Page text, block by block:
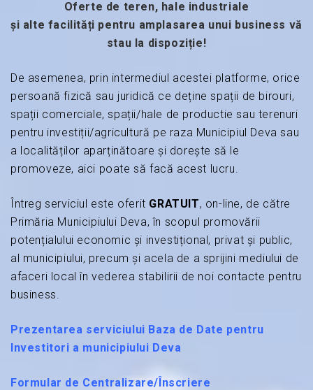
Oferte de teren, hale industriale
și alte facilități pentru amplasarea unui business vă
stau la dispoziție!
De asemenea, prin intermediul acestei platforme, orice
persoană fizică sau juridică ce deține spații de birouri,
spații comerciale, spații/hale de productie sau terenuri
pentru investiții/agricultură pe raza Municipiul Deva sau
a localităților aparținătoare și dorește să le
promoveze, aici poate să facă acest lucru.
Întreg serviciul este oferit GRATUIT, on-line, de către
Primăria Municipiului Deva, în scopul promovării
potențialului economic și investițional, privat și public,
al municipiului, precum și acela de a sprijini mediului de
afaceri local în vederea stabilirii de noi contacte pentru
business.
Prezentarea serviciului Baza de Date pentru
Investitori a municipiului Deva
Formular de Centralizare/Înscriere